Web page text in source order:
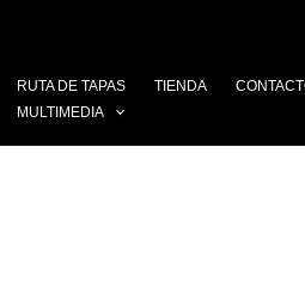
RUTA DE TAPAS TIENDA
MULTIMEDIA